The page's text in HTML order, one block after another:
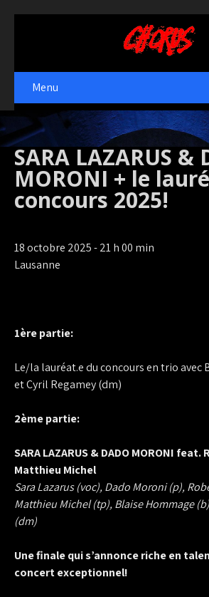
Menu
SARA LAZARUS &
MORONI + le
concours 2025!
18 octobre 2025 - 21 h 00 min
Lausanne
1ère partie:
Le/la lauréat.e du concours en trio avec
et Cyril Regamey (dm)
2ème partie:
SARA LAZARUS & DADO MORONI
Matthieu Michel
Sara Lazarus (voc), Dado Moroni (p),
Matthieu Michel (tp), Blaise Hommage
(dm)
Une finale qui s’annonce riche en
concert exceptionnel!